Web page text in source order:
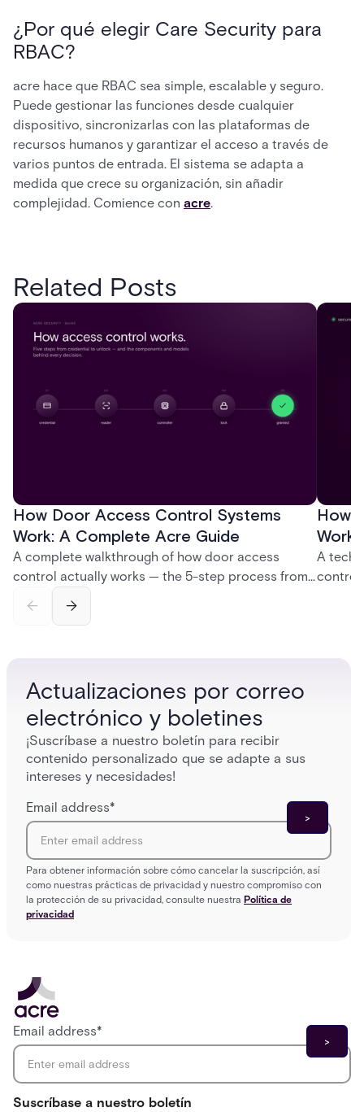
¿Por qué elegir Care Security para
RBAC?
acre hace que RBAC sea simple, escalable y seguro.
Puede gestionar las funciones desde cualquier
dispositivo, sincronizarlas con las plataformas de
recursos humanos y garantizar el acceso a través de
varios puntos de entrada. El sistema se adapta a
medida que crece su organización, sin añadir
complejidad. Comience con acre.
Related Posts
How Door Access Control Systems
Work: A Complete Acre Guide
A complete walkthrough of how door access
control actually works — the 5-step process from
and software components, and the access control
How
A
control
Actualizaciones por correo
electrónico y boletines
¡Suscríbase a nuestro boletín para recibir
contenido personalizado que se adapte a sus
intereses y necesidades!
Email address*
Para obtener información sobre cómo cancelar la suscripción, así
como nuestras prácticas de privacidad y nuestro compromiso con
la protección de su privacidad, consulte nuestra Política de
privacidad
Suscríbase a nuestro boletín
Email address*